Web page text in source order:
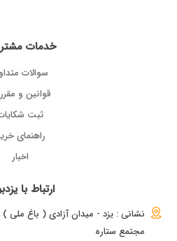
خدمات
سوالات
قوانین و
ثبت
راهنمای
اخبار
ارتباط با
نشانی : یزد - میدان آزادی ( باغ ملی
مجتمع ستاره